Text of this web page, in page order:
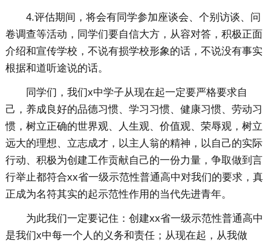
4.评估期间，将会有同学参加座谈会、个别访谈、问
卷调查等活动，同学们要自信大方，从容对答，积极正面
介绍和宣传学校，不说有损学校形象的话，不说没有事实
根据和道听途说的话。
同学们，我们x中学子从现在起一定要严格要求自
己，养成良好的品德习惯、学习习惯、健康习惯、劳动习
惯，树立正确的世界观、人生观、价值观、荣辱观，树立
远大的理想、立志成才，以主人翁的精神，以自己的实际
行动、积极为创建工作贡献自己的一份力量，争取做到言
行举止都符合xx省一级示范性普通高中对我们的要求，真
正成为名符其实的起示范性作用的当代先进青年。
为此我们一定要记住：创建xx省一级示范性普通高中
是我们x中每一个人的义务和责任；从现在起，从我做